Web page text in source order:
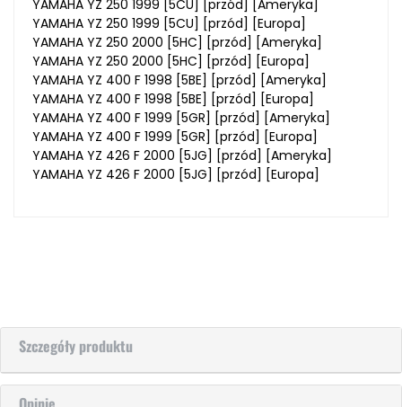
YAMAHA YZ 250 1999 [5CU] [przód] [Ameryka]
YAMAHA YZ 250 1999 [5CU] [przód] [Europa]
YAMAHA YZ 250 2000 [5HC] [przód] [Ameryka]
YAMAHA YZ 250 2000 [5HC] [przód] [Europa]
YAMAHA YZ 400 F 1998 [5BE] [przód] [Ameryka]
YAMAHA YZ 400 F 1998 [5BE] [przód] [Europa]
YAMAHA YZ 400 F 1999 [5GR] [przód] [Ameryka]
YAMAHA YZ 400 F 1999 [5GR] [przód] [Europa]
YAMAHA YZ 426 F 2000 [5JG] [przód] [Ameryka]
YAMAHA YZ 426 F 2000 [5JG] [przód] [Europa]
Szczegóły produktu